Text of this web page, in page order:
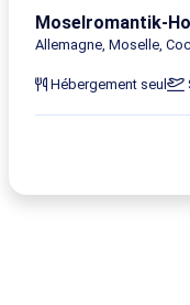
Moselromantik-
Allemagne, Moselle,
Hébergement seul